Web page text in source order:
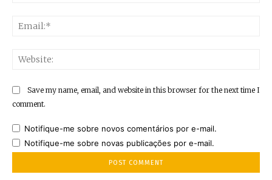
Save my name, email, and website in this browser for the next time I
comment.
Notifique-me sobre novos comentários por e-mail.
Notifique-me sobre novas publicações por e-mail.